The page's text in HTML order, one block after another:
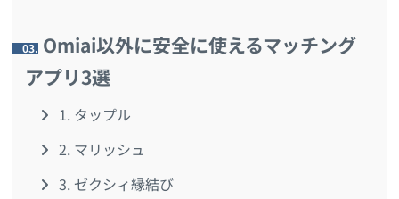
3. Omiai以外に安全に使えるマッチング
アプリ3選
1. タップル
2. マリッシュ
3. ゼクシィ縁結び